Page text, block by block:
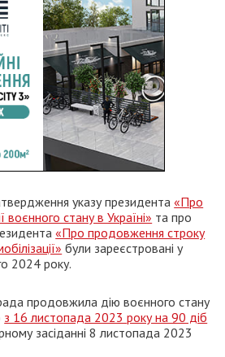
указу президента«Про
стану в Україні» та про
«Про продовження строку
були зареєстровані у
2024 року.
продовжила дію воєнного стану
з 16 листопада 2023 року на 90 діб
засіданні 8 листопада 2023